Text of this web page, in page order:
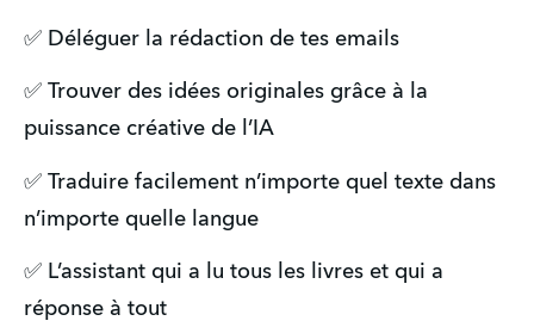
✅ Déléguer la rédaction de tes emails
✅ Trouver des idées originales grâce à la
puissance créative de l’IA
✅ Traduire facilement n’importe quel texte dans
n’importe quelle langue
✅ L’assistant qui a lu tous les livres et qui a
réponse à tout